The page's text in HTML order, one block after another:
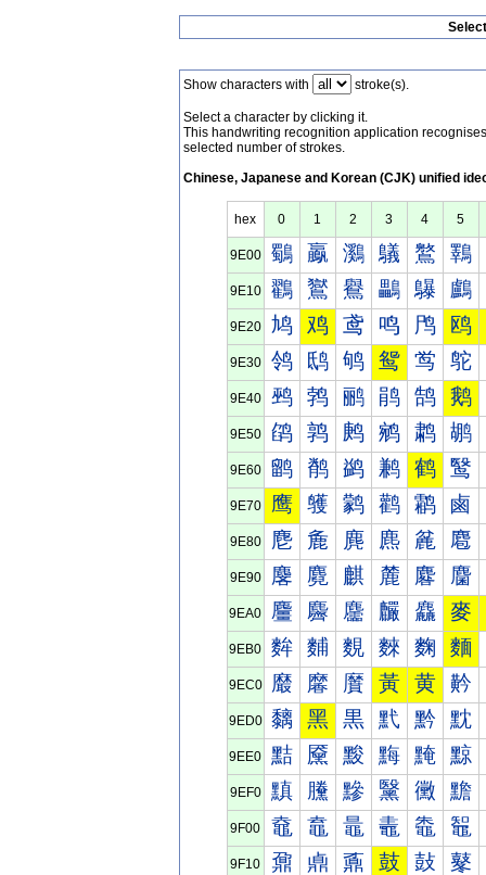
Show characters with stroke(s).
Select a character by clicking it.
This handwriting recognition application
selected number of strokes.
Chinese, Japanese and Korean (CJK) unified
hex 0 1 2 3 4 5
9E00 鸀 鸁 鸂 鸃 鸄 鸅
9E10 鸐 鸑 鸒 鸓 鸔 鸕
9E20 鸠 鸡 鸢 鸣 鸤 鸥
9E30 鸰 鸱 鸲 鸳 鸴 鸵
9E40 鹀 鹁 鹂 鹃 鹄 鹅
9E50 鹐 鹑 鹒 鹓 鹔 鹕
9E60 鹠 鹡 鹢 鹣 鹤 鹥
9E70 鹰 鹱 鹲 鹳 鹴 鹵
9E80 麀 麁 麂 麃 麄 麅
9E90 麐 麑 麒 麓 麔 麕
9EA0 麠 麡 麢 麣 麤 麥
9EB0 麰 麱 麲 麳 麴 麵
9EC0 黀 黁 黂 黃 黄 黅
9ED0 黐 黑 黒 黓 黔 黕
9EE0 黠 黡 黢 黣 黤 黥
9EF0 黰 黱 黲 黳 黴 黵
9F00 鼀 鼁 鼂 鼃 鼄 鼅
9F10 鼐 鼑 鼒 鼓 鼔 鼕